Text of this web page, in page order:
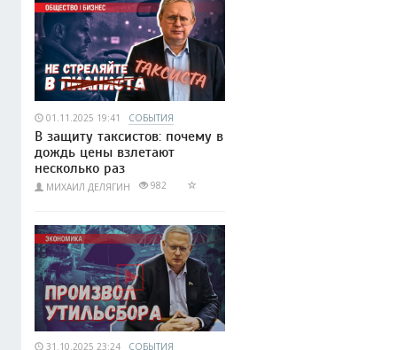
01.11.2025 19:41 СОБЫТИЯ
В защиту таксистов: почему в
дождь цены взлетают
несколько раз
МИХАИЛ ДЕЛЯГИН 982
31.10.2025 23:24 СОБЫТИЯ